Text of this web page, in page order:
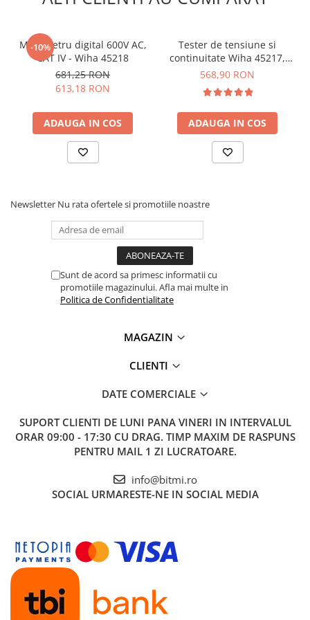
Greutate tester priza:
Certificari:CE / ETL / ROHS
Rating siguranta:CATII 600V
Greutate totala:0.381 Kg
priza, comuta selectorul testerului de priza pe "Breaker
find", introdu-l in priza si mergi cu detectorul la
sigurante.
In cazul in care priza a fost montata gresit,
pozitionati testerul invers pentru ca functia de testare a
Ce contine cutia?
1x Receptor
1x Manual de utilizare clickAICI
-10%
Multimetru digital 600V AC,
CAT IV - Wiha 45218
681,25 RON
613,18 RON
ADAUGA IN COS
Tester de tensiune si
continuitate Wiha 45217,
0.5-1000V AC, CAT IV
568,90 RON
ADAUGA IN COS
Newsletter Nu rata ofertele si promotiile noastre
Sunt de acord sa primesc informatii cu
promotiile magazinului. Afla mai multe in
Politica de Confidentialitate
MAGAZIN
CLIENTI
DATE COMERCIALE
SUPORT CLIENTI DE LUNI PANA VINERI IN INTERVALUL
ORAR 09:00 - 17:30 CU DRAG. TIMP MAXIM DE RASPUNS
PENTRU MAIL 1 ZI LUCRATOARE.
info@bitmi.ro
SOCIAL URMARESTE-NE IN SOCIAL MEDIA